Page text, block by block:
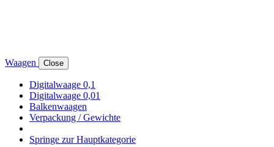
Waagen Close
Digitalwaage 0,1
Digitalwaage 0,01
Balkenwaagen
Verpackung / Gewichte
Springe zur Hauptkategorie